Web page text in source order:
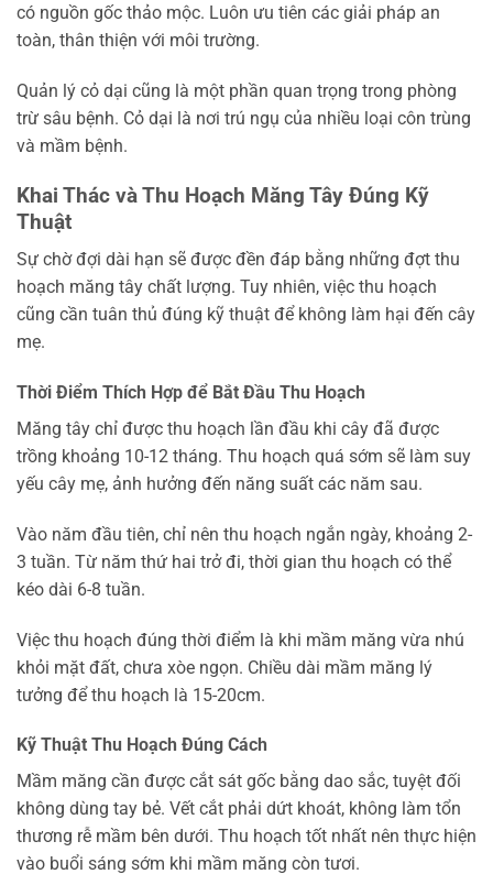
có nguồn gốc thảo mộc. Luôn ưu tiên các giải pháp an
toàn, thân thiện với môi trường.
Quản lý cỏ dại cũng là một phần quan trọng trong phòng
trừ sâu bệnh. Cỏ dại là nơi trú ngụ của nhiều loại côn trùng
và mầm bệnh.
Khai Thác và Thu Hoạch Măng Tây Đúng Kỹ
Thuật
Sự chờ đợi dài hạn sẽ được đền đáp bằng những đợt thu
hoạch măng tây chất lượng. Tuy nhiên, việc thu hoạch
cũng cần tuân thủ đúng kỹ thuật để không làm hại đến cây
mẹ.
Thời Điểm Thích Hợp để Bắt Đầu Thu Hoạch
Măng tây chỉ được thu hoạch lần đầu khi cây đã được
trồng khoảng 10-12 tháng. Thu hoạch quá sớm sẽ làm suy
yếu cây mẹ, ảnh hưởng đến năng suất các năm sau.
Vào năm đầu tiên, chỉ nên thu hoạch ngắn ngày, khoảng 2-
3 tuần. Từ năm thứ hai trở đi, thời gian thu hoạch có thể
kéo dài 6-8 tuần.
Việc thu hoạch đúng thời điểm là khi mầm măng vừa nhú
khỏi mặt đất, chưa xòe ngọn. Chiều dài mầm măng lý
tưởng để thu hoạch là 15-20cm.
Kỹ Thuật Thu Hoạch Đúng Cách
Mầm măng cần được cắt sát gốc bằng dao sắc, tuyệt đối
không dùng tay bẻ. Vết cắt phải dứt khoát, không làm tổn
thương rễ mầm bên dưới. Thu hoạch tốt nhất nên thực hiện
vào buổi sáng sớm khi mầm măng còn tươi.